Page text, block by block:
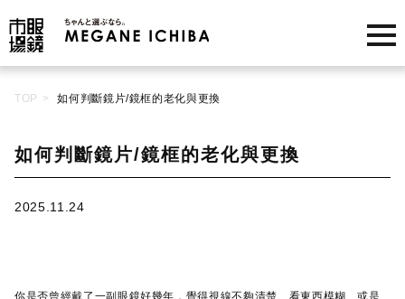
SkipTOP 如何判斷鏡片/鏡框的老化與更換
如何判斷鏡片/鏡框的老化與更換
2025.11.24
你是否曾經戴了一副眼鏡好幾年，覺得視線不夠清楚、看東西模糊、或是